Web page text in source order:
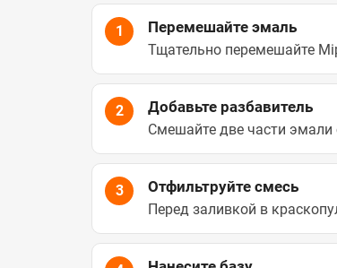
1 Перемешайте эмаль
Тщательно перемешайте
2 Добавьте разбавитель
Смешайте две части эмали
3 Отфильтруйте смесь
Перед заливкой в